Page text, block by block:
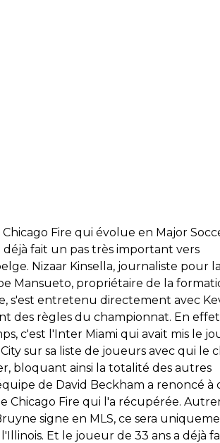
Chicago Fire qui évolue en Major
déjà fait un pas très important vers
Nizaar Kinsella, journaliste pour
Mansueto, propriétaire de la
s'est entretenu directement avec
des règles du championnat. En
c'est l'Inter Miami qui avait mis le
sur sa liste de joueurs avec qui le
bloquant ainsi la totalité des autres
de David Beckham a renoncé à
Chicago Fire qui l'a récupérée.
signe en MLS, ce sera
Et le joueur de 33 ans a déjà